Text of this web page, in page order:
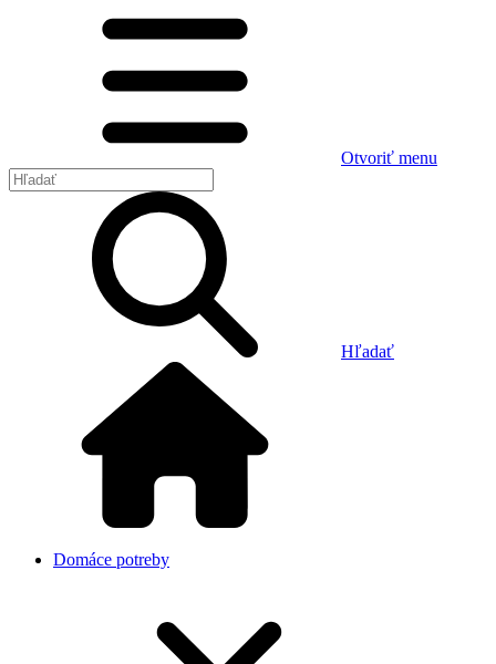
Otvoriť menu
Hľadať
Domáce potreby